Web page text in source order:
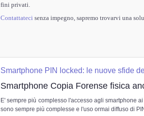
fini privati.
Contattateci senza impegno, sapremo trovarvi una
Smartphone PIN locked: le nuove sfide
Smartphone Copia Forense fisica
E' sempre più complesso l'accesso agli smartphone
sono sempre più complesse e l'uso ormai diffuso di